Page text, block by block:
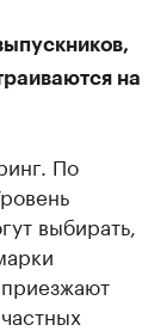
на
По
выбирать,